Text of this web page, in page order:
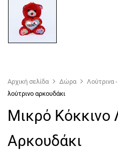
Αρχική σελίδα Δώρα Λούτρινα
λούτρινο αρκουδάκι
Μικρό Κόκκινο
Αρκουδάκι